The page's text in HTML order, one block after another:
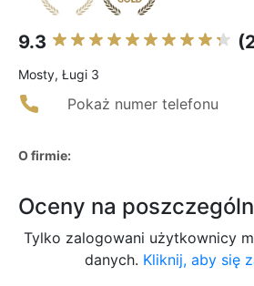
9.3
Mosty, Ługi 3
Pokaż numer telefonu
O firmie:
Oceny na
Tylko zalogowani użytkownicy
danych. Kliknij, aby się